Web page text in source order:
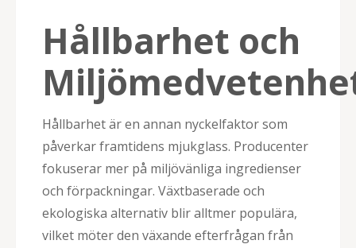
Hållbarhet och
Hållbarhet är en annan nyckelfaktor som
påverkar framtidens mjukglass. Producenter
fokuserar mer på miljövänliga ingredienser
och förpackningar. Växtbaserade och
ekologiska alternativ blir alltmer populära,
vilket möter den växande efterfrågan från